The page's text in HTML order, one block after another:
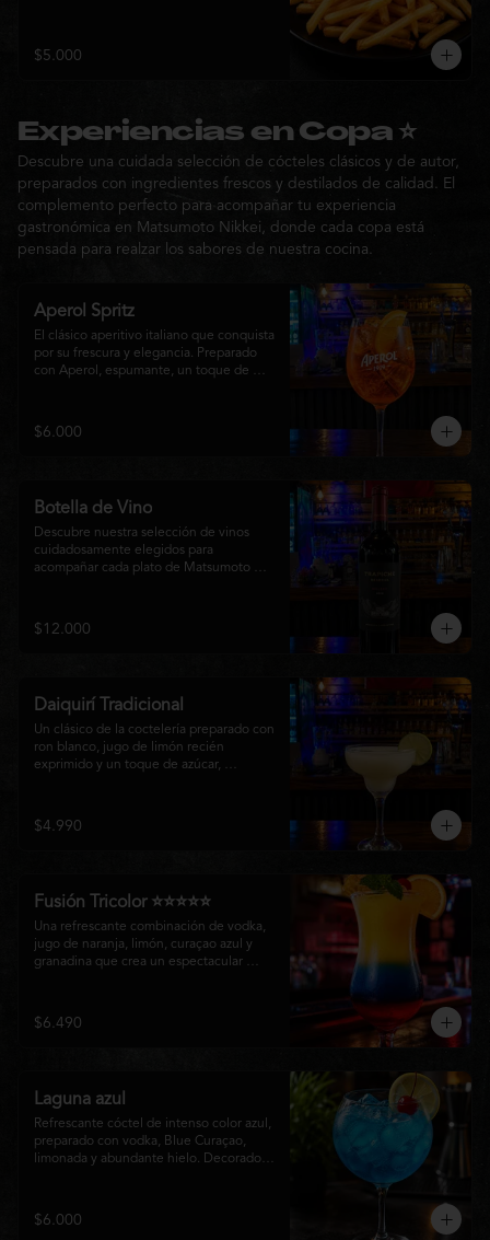
$5.000
Experiencias en Copa ⭐
Descubre una cuidada selección de cócteles clásicos y de autor,
preparados con ingredientes frescos y destilados de calidad. El
complemento perfecto para acompañar tu experiencia
gastronómica en Matsumoto Nikkei, donde cada copa está
pensada para realzar los sabores de nuestra cocina.
Aperol Spritz
El clásico aperitivo italiano que conquista
por su frescura y elegancia. Preparado
con Aperol, espumante, un toque de
refrescante y de notas cítricas, perfecto
para disfrutar antes de la comida o
$6.000
Botella de Vino
Descubre nuestra selección de vinos
cuidadosamente elegidos para
acompañar cada plato de Matsumoto
$12.000
Daiquirí Tradicional
Un clásico de la coctelería preparado con
ron blanco, jugo de limón recién
exprimido y un toque de azúcar,
cóctel equilibrado, de notas cítricas y
sabor intenso, perfecto para disfrutar en
$4.990
Fusión Tricolor ⭐⭐⭐⭐⭐
Una refrescante combinación de vodka,
jugo de naranja, limón, curaçao azul y
granadina que crea un espectacular
los colores tropicales
$6.490
Laguna azul
Refrescante cóctel de intenso color azul,
preparado con vodka, Blue Curaçao,
limonada y abundante hielo. Decorado
final fresco, ideal para cualquier ocasión.
$6.000